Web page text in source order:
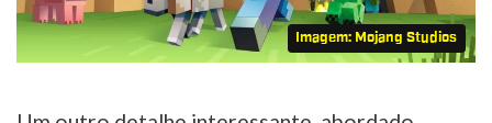
Imagem: Mojang Studios